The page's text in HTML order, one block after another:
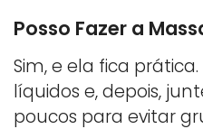
Posso Fazer a
Sim, e ela fica
líquidos e, depois,
poucos para evitar